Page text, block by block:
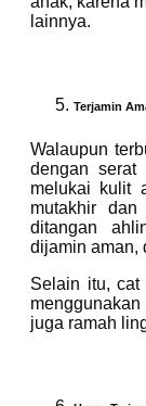
lainnya.
Terjamin
Walaupun
dengan
melukai kulit
mutakhir
ditangan
dijamin aman,
Selain itu, cat
juga ramah